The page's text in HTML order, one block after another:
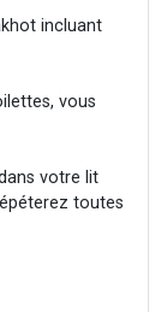
incluant
vous
votre lit
toutes